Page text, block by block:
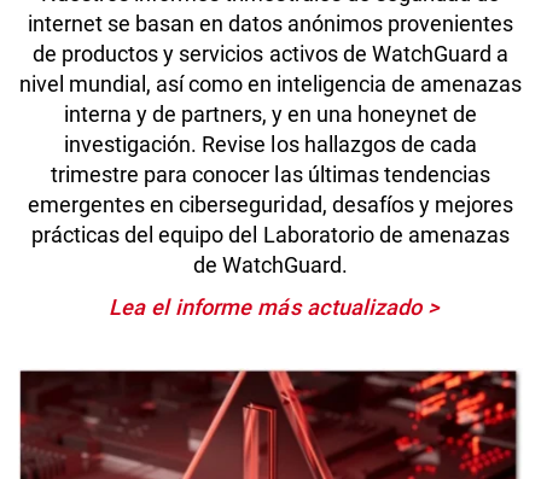
internet se basan en datos anónimos provenientes
de productos y servicios activos de WatchGuard a
nivel mundial, así como en inteligencia de amenazas
interna y de partners, y en una honeynet de
investigación. Revise los hallazgos de cada
trimestre para conocer las últimas tendencias
emergentes en ciberseguridad, desafíos y mejores
prácticas del equipo del Laboratorio de amenazas
de WatchGuard.
Lea el informe más actualizado